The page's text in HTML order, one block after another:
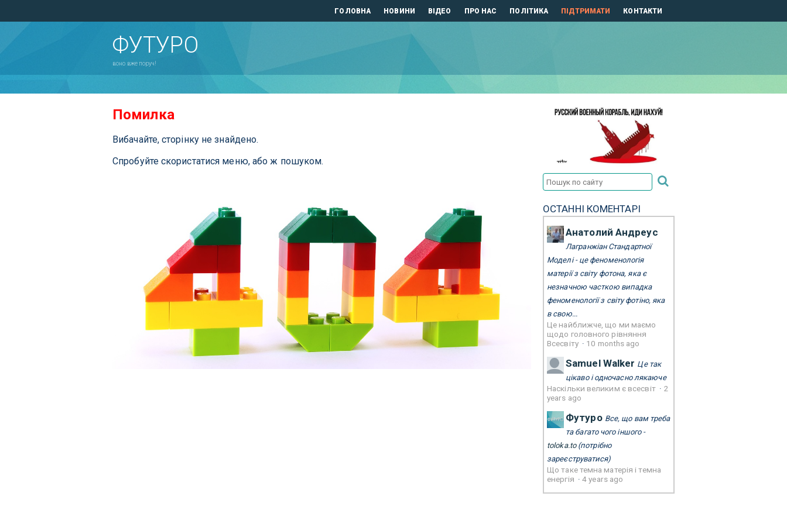
ГОЛОВНА НОВИНИ ВІДЕО ПРО НАС ПОЛІТИКА ПІДТРИМАТИ КОНТАКТИ
ФУТУРО
воно вже поруч!
Помилка
Вибачайте, сторінку не знайдено.
Спробуйте скористатися меню, або ж пошуком.
ОСТАННІ КОМЕНТАРІ
Анатолий Андреус
Лагранжіан Стандартної
Моделі - це феноменологія
матерії з світу фотона, яка є
незначною часткою випадка
феноменології з світу фотіно, яка
в свою...
Це найближче, що ми маємо
щодо головного рівняння
Всесвіту · 10 months ago
Samuel Walker Це так
цікаво і одночасно лякаюче
Наскільки великим є всесвіт · 2
years ago
Футуро Все, що вам треба
та багато чого іншого -
toloka.to(потрібно
зареєструватися)
Що таке темна матерія і темна
енергія ·4 years ago